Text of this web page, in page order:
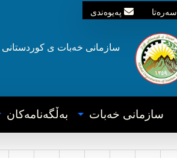
سه‌ره‌تا په‌یوه‌ندی
سازمانی خه‌بات ی کوردستانی
سازمانی خه‌بات به‌ڵگه‌نامه‌کان